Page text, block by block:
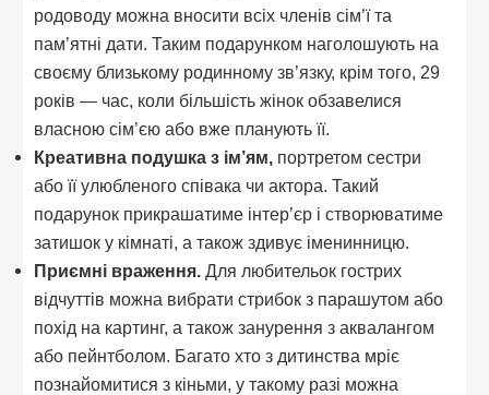
родоводу можна вносити всіх членів сім’ї та
пам’ятні дати. Таким подарунком наголошують на
своєму близькому родинному зв’язку, крім того, 29
років — час, коли більшість жінок обзавелися
власною сім’єю або вже планують її.
Креативна подушка з ім’ям, портретом сестри
або її улюбленого співака чи актора. Такий
подарунок прикрашатиме інтер’єр і створюватиме
затишок у кімнаті, а також здивує іменинницю.
Приємні враження. Для любительок гострих
відчуттів можна вибрати стрибок з парашутом або
похід на картинг, а також занурення з аквалангом
або пейнтболом. Багато хто з дитинства мріє
познайомитися з кіньми, у такому разі можна